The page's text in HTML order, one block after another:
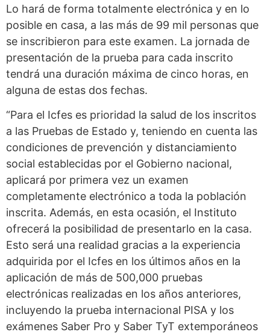
Lo hará de forma totalmente electrónica y en lo
posible en casa, a las más de 99 mil personas que
se inscribieron para este examen. La jornada de
presentación de la prueba para cada inscrito
tendrá una duración máxima de cinco horas, en
alguna de estas dos fechas.
“Para el Icfes es prioridad la salud de los inscritos
a las Pruebas de Estado y, teniendo en cuenta las
condiciones de prevención y distanciamiento
social establecidas por el Gobierno nacional,
aplicará por primera vez un examen
completamente electrónico a toda la población
inscrita. Además, en esta ocasión, el Instituto
ofrecerá la posibilidad de presentarlo en la casa.
Esto será una realidad gracias a la experiencia
adquirida por el Icfes en los últimos años en la
aplicación de más de 500,000 pruebas
electrónicas realizadas en los años anteriores,
incluyendo la prueba internacional PISA y los
exámenes Saber Pro y Saber TyT extemporáneos